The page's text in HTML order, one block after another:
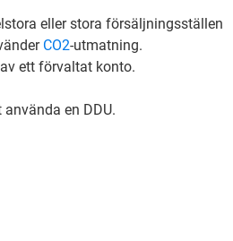
eller stora försäljningsställen
CO2-utmatning.
ett förvaltat konto.
en DDU.